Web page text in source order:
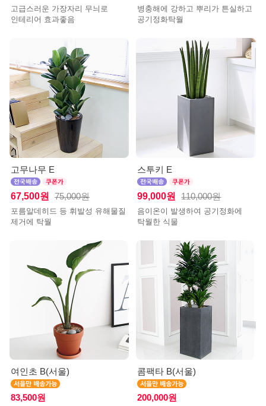
고급스러운 가장자리 무늬로
인테리어 효과좋음
병충해에 강하고 뿌리가 튼실하고
공기정화탁월
고무나무 E
67,500원 75,000원
포름알데히드 등 휘발성 유해물질
제거에 탁월
스투키 E
99,000원 110,000원
음이온이 발생하여 공기정화에
탁월한 식물
여인초 B(서울)
83,500원
콤팩타 B(서울)
200,000원